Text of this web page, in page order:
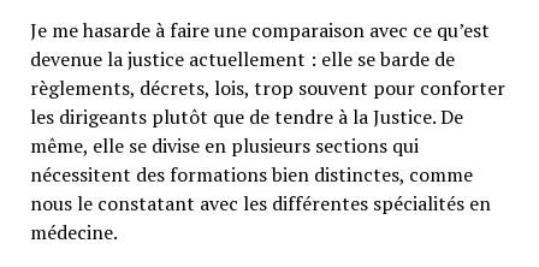
Je me hasarde à faire une comparaison avec ce qu’est
devenue la justice actuellement : elle se barde de
règlements, décrets, lois, trop souvent pour conforter
les dirigeants plutôt que de tendre à la Justice. De
même, elle se divise en plusieurs sections qui
nécessitent des formations bien distinctes, comme
nous le constatant avec les différentes spécialités en
médecine.